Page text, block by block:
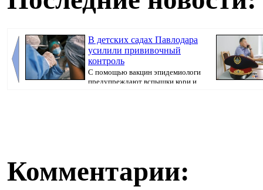
В детских садах Павлодара
усилили прививочный
контроль
С помощью вакцин эпидемиологи
предупреждают вспышки кори и
Комментарии: